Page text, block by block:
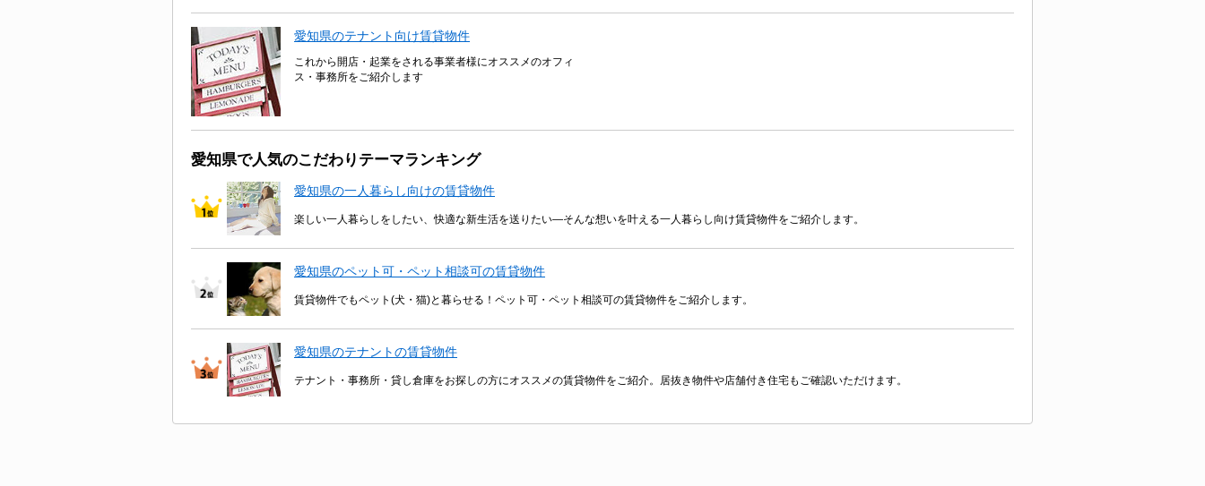
愛知県のテナント向け賃貸物件
これから開店・起業をされる事業者様にオススメのオフィ
ス・事務所をご紹介します
愛知県で人気のこだわりテーマランキング
愛知県の一人暮らし向けの賃貸物件
楽しい一人暮らしをしたい、快適な新生活を送りたい―そんな想いを叶える一人暮らし向け賃貸物件をご紹介します。
愛知県のペット可・ペット相談可の賃貸物件
賃貸物件でもペット(犬・猫)と暮らせる！ペット可・ペット相談可の賃貸物件をご紹介します。
愛知県のテナントの賃貸物件
テナント・事務所・貸し倉庫をお探しの方にオススメの賃貸物件をご紹介。居抜き物件や店舗付き住宅もご確認いただけます。